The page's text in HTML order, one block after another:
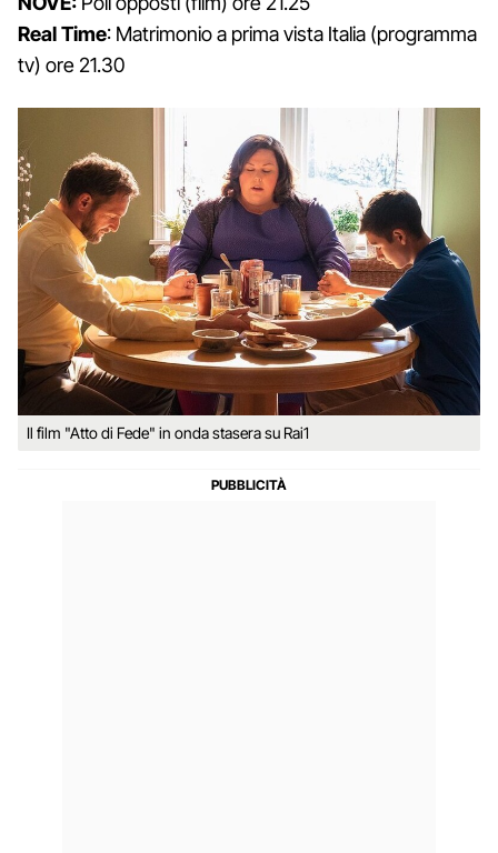
Real Time: Matrimonio a prima vista Italia (programma
tv) ore 21.30
Il film "Atto di Fede" in onda stasera su Rai1